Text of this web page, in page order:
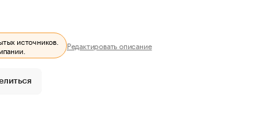
источников.
Редактировать описание